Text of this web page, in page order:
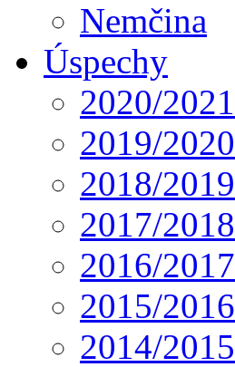
Nemčina
Úspechy
2020/2021
2019/2020
2018/2019
2017/2018
2016/2017
2015/2016
2014/2015